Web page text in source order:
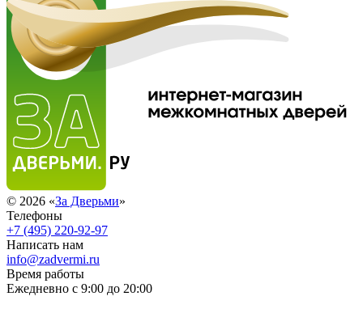
© 2026 «За Дверьми»
Телефоны
+7 (495) 220-92-97
Написать нам
info@zadvermi.ru
Время работы
Ежедневно с 9:00 до 20:00